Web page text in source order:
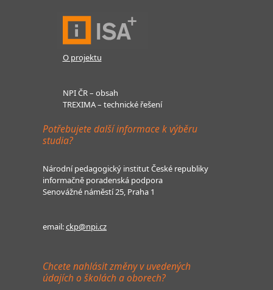
O projektu
NPI ČR – obsah
TREXIMA – technické řešení
Potřebujete další informace k výběru
studia?
Národní pedagogický institut České republiky
informačně poradenská podpora
Senovážné náměstí 25, Praha 1
email:ckp@npi.cz
Chcete nahlásit změny v uvedených
údajích o školách a oborech?